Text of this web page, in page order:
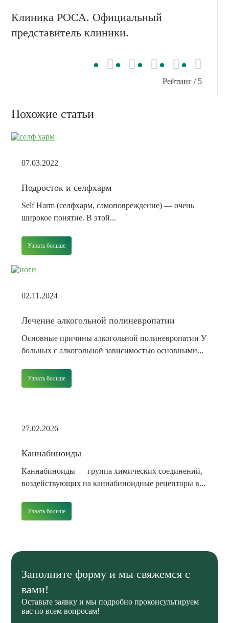
Клиника РОСА. Официальный
представитель клиники.
Рейтинг / 5
Похожие статьи
07.03.2022
Подросток и селфхарм
Self Harm (селфхарм, самоповреждение) — очень
широкое понятие. В этой...
Узнать больше
02.11.2024
Лечение алкогольной полиневропатии
Основные причины алкогольной полиневропатии У
больных с алкогольной зависимостью основными...
Узнать больше
27.02.2026
Каннабиноиды
Каннабиноиды — группа химических соединений,
воздействующих на каннабиноидные рецепторы в...
Узнать больше
Заполните форму и мы свяжемся с
вами!
Оставьте заявку и мы подробно проконсультируем
вас по всем вопросам!